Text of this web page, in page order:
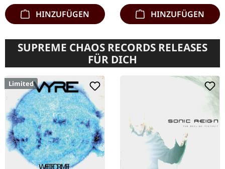
HINZUFÜGEN HINZUFÜGEN
SUPREME CHAOS RECORDS RELEASES
FÜR DICH
Limited